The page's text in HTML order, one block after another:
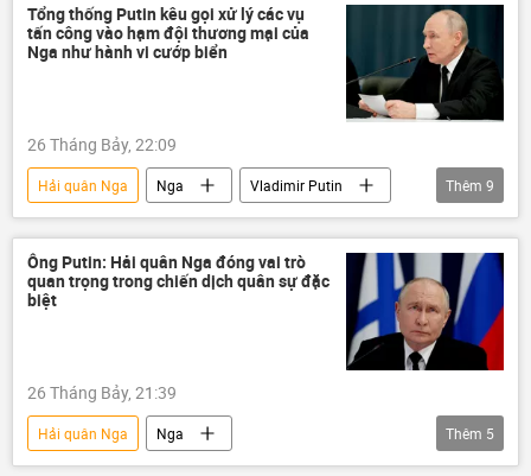
Tổng thống Putin kêu gọi xử lý các vụ
tấn công vào hạm đội thương mại của
Nga như hành vi cướp biển
26 Tháng Bảy, 22:09
Hải quân Nga Nga
Vladimir Putin
Nikolai Patrushev
hải quân
St. Petersburg
Thế giới
cướp biển
Kaliningrad
Zircon
Poseidon
Thêm 9
Ông Putin: Hải quân Nga đóng vai trò
quan trọng trong chiến dịch quân sự đặc
biệt
26 Tháng Bảy, 21:39
Hải quân Nga
Nga
Cuộc khủng hoảng ở Ukraina
Thế giới
Thêm 5